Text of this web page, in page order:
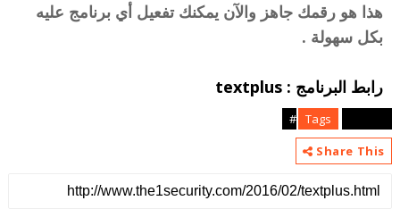
هذا هو رقمك جاهز والآن يمكنك تفعيل أي برنامج عليه
بكل سهولة .
رابط البرنامج : textplus
Tags
Share This